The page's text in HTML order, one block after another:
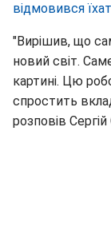
відмовився
"Вирішив, що
новий світ.
картині. Цю
спростить
розповів